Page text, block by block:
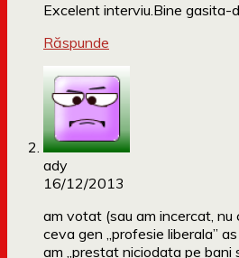
Excelent interviu.Bine gasita-
Răspunde
ady
16/12/2013
am votat (sau am incercat, nu
ceva gen „profesie liberala”
am „prestat niciodata pe bani